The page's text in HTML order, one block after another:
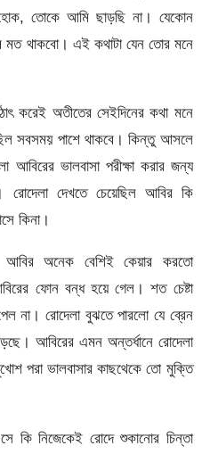
তোকে আমি ছাড়ছি না। যেকোন
মত থাকবো। এই কথাটা যেন তোর মনে
করেই অতীতের সেইদিনের কথা মনে
সবসময় পাশে থাকবে। কিন্তু আসলে
আবিরের ভালবাসা পরীক্ষা করার জন্য
রোদেলা দেখতে চেয়েছিল আবির কি
কিনা।
আবির অনেক বেশিই কেয়ার করতো
ফোন বন্ধ হয়ে গেল। শত চেষ্টা
না। রোদেলা বুঝতে পারলো যে ব্রেন
আবিরের এমন অন্তর্ধানে রোদেলা
পরা ভালবাসার কাছথেকে তো মুক্তি
কি নিজেকেই রোদে শুকানোর চিন্তা